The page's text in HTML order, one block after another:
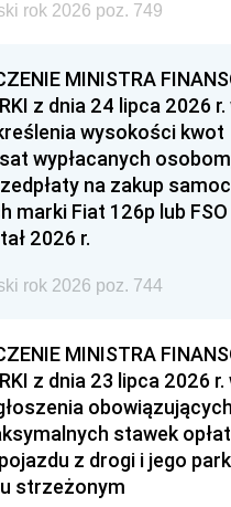
rok 2026 poz. 749
MINISTRA
z dnia 24 lipca 2026 r.
wysokości kwot
wypłacanych
na zakup
marki Fiat 126p lub
2026 r.
rok 2026 poz. 744
MINISTRA
z dnia 23 lipca 2026 r.
stawek
z drogi i jego
strzeżonym